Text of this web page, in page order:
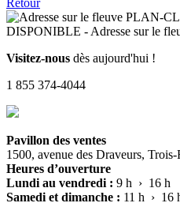
Retour
Visitez-nous dès aujourd'hui !
1 855 374-4044
Pavillon des ventes
1500, avenue des Draveurs,
Heures d’ouverture
Lundi au vendredi : 9 h › 16 h
Samedi et dimanche : 11 h › 16